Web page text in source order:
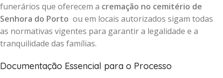
funerários que oferecem a cremação no cemitério de
Senhora do Porto ou em locais autorizados sigam todas
as normativas vigentes para garantir a legalidade e a
tranquilidade das famílias.
Documentação Essencial para o Processo